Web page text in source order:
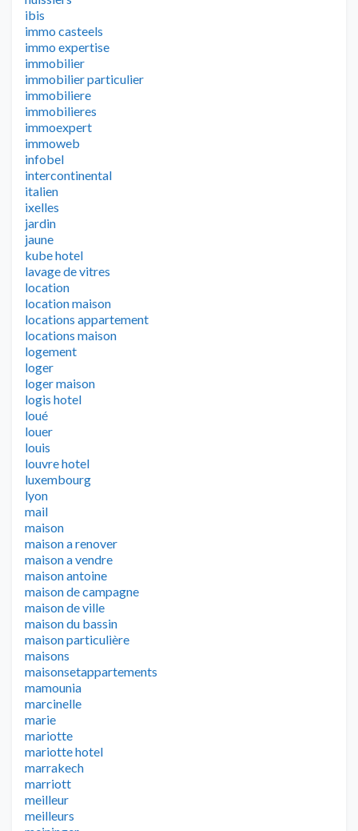
ibis
immo casteels
immo expertise
immobilier
immobilier particulier
immobiliere
immobilieres
immoexpert
immoweb
infobel
intercontinental
italien
ixelles
jardin
jaune
kube hotel
lavage de vitres
location
location maison
locations appartement
locations maison
logement
loger
loger maison
logis hotel
loué
louer
louis
louvre hotel
luxembourg
lyon
mail
maison
maison a renover
maison a vendre
maison antoine
maison de campagne
maison de ville
maison du bassin
maison particulière
maisons
maisonsetappartements
mamounia
marcinelle
marie
mariotte
mariotte hotel
marrakech
marriott
meilleur
meilleurs